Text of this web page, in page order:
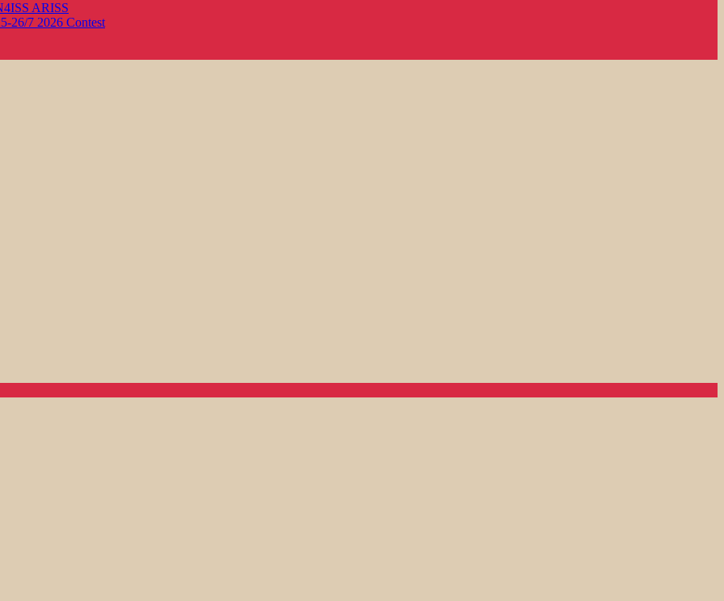
ARISS
26/7 2026 Contest